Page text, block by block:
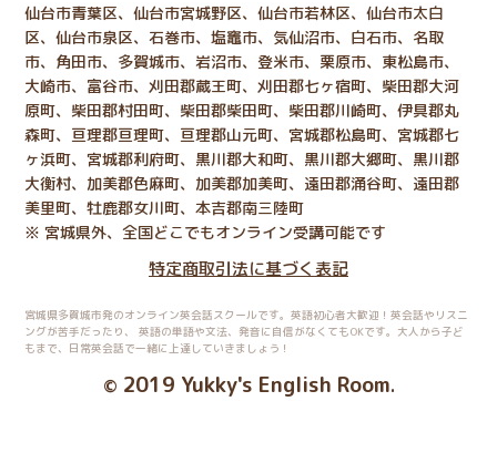
仙台市青葉区、仙台市宮城野区、仙台市若林区、仙台市太白
区、仙台市泉区、石巻市、塩竈市、気仙沼市、白石市、名取
市、角田市、多賀城市、岩沼市、登米市、栗原市、東松島市、
大崎市、富谷市、刈田郡蔵王町、刈田郡七ヶ宿町、柴田郡大河
原町、柴田郡村田町、柴田郡柴田町、柴田郡川崎町、伊具郡丸
森町、亘理郡亘理町、亘理郡山元町、宮城郡松島町、宮城郡七
ヶ浜町、宮城郡利府町、黒川郡大和町、黒川郡大郷町、黒川郡
大衡村、加美郡色麻町、加美郡加美町、遠田郡涌谷町、遠田郡
美里町、牡鹿郡女川町、本吉郡南三陸町
※ 宮城県外、全国どこでもオンライン受講可能です
特定商取引法に基づく表記
宮城県多賀城市発のオンライン英会話スクールです。英語初心者大歓迎！英会話やリスニ
ングが苦手だったり、
英語の単語や文法、発音に自信がなくてもOKです。大人から子ど
もまで、日常英会話で一緒に上達していきましょう！
© 2019 Yukky's English Room.